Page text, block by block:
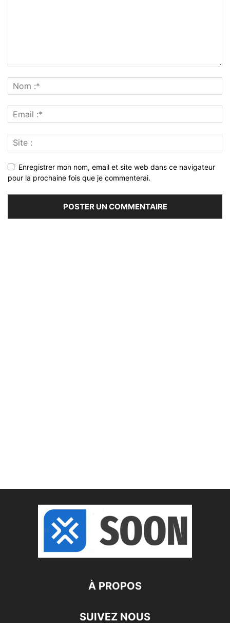
Enregistrer mon nom, email et site web dans ce navigateur
pour la prochaine fois que je commenterai.
À PROPOS
SUIVEZ NOUS